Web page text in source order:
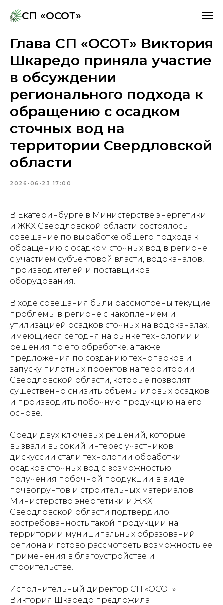
СП «ОСОТ»
СП «ОСОТ»
Глава СП «ОСОТ» Виктория
Шкаредо приняла участие
в обсуждении
регионального подхода к
обращению с осадком
сточных вод на
территории Свердловской
области
2026-06-23 17:00
В Екатеринбурге в Министерстве энергетики
и ЖКХ Свердловской области состоялось
совещание по выработке общего подхода к
обращению с осадком сточных вод в регионе
с участием субъектовой власти, водоканалов,
производителей и поставщиков
оборудования.
В ходе совещания были рассмотрены текущие
проблемы в регионе с накоплением и
утилизацией осадков сточных на водоканалах,
имеющиеся сегодня на рынке технологии и
решения по его обработке, а также
предложения по созданию технопарков и
запуску пилотных проектов на территории
Свердловской области, которые позволят
существенно снизить объёмы иловых осадков
и производить побочную продукцию на его
основе.
Среди двух ключевых решений, которые
вызвали высокий интерес участников
дискуссии стали технологии обработки
осадков сточных вод с возможностью
получения побочной продукции в виде
почвогрунтов и строительных материалов.
Министерство энергетики и ЖКХ
Свердловской области подтвердило
востребованность такой продукции на
территории муниципальных образований
региона и готово рассмотреть возможность её
применения в благоустройстве и
строительстве.
Исполнительный директор СП «ОСОТ»
Виктория Шкаредо предложила